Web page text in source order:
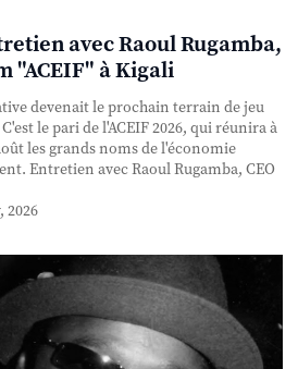
avec Raoul Rugamba,
"ACEIF" à Kigali
devenait le prochain terrain de jeu
le pari de l'ACEIF 2026, qui réunira à
les grands noms de l'économie
Entretien avec Raoul Rugamba, CEO
2026